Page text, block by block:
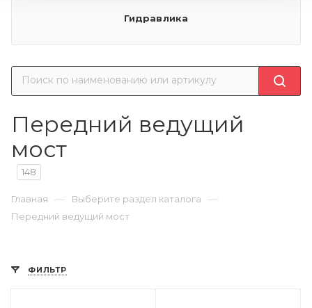
Гидравлика
Передний ведущий
мост
148
Главная — Выберите раздел каталога —
Передний ведущий мост
ФИЛЬТР